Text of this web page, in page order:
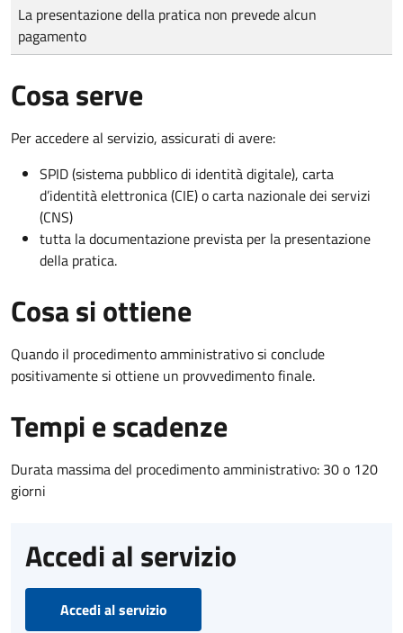
Tipo di pagamento
Importo
La presentazione della pratica non prevede alcun
pagamento
Cosa serve
Per accedere al servizio, assicurati di avere:
SPID (sistema pubblico di identità digitale), carta
d’identità elettronica (CIE) o carta nazionale dei servizi
(CNS)
tutta la documentazione prevista per la presentazione
della pratica.
Cosa si ottiene
Quando il procedimento amministrativo si conclude
positivamente si ottiene un provvedimento finale.
Tempi e scadenze
Durata massima del procedimento amministrativo: 30 o 120
giorni
Accedi al servizio
Accedi al servizio